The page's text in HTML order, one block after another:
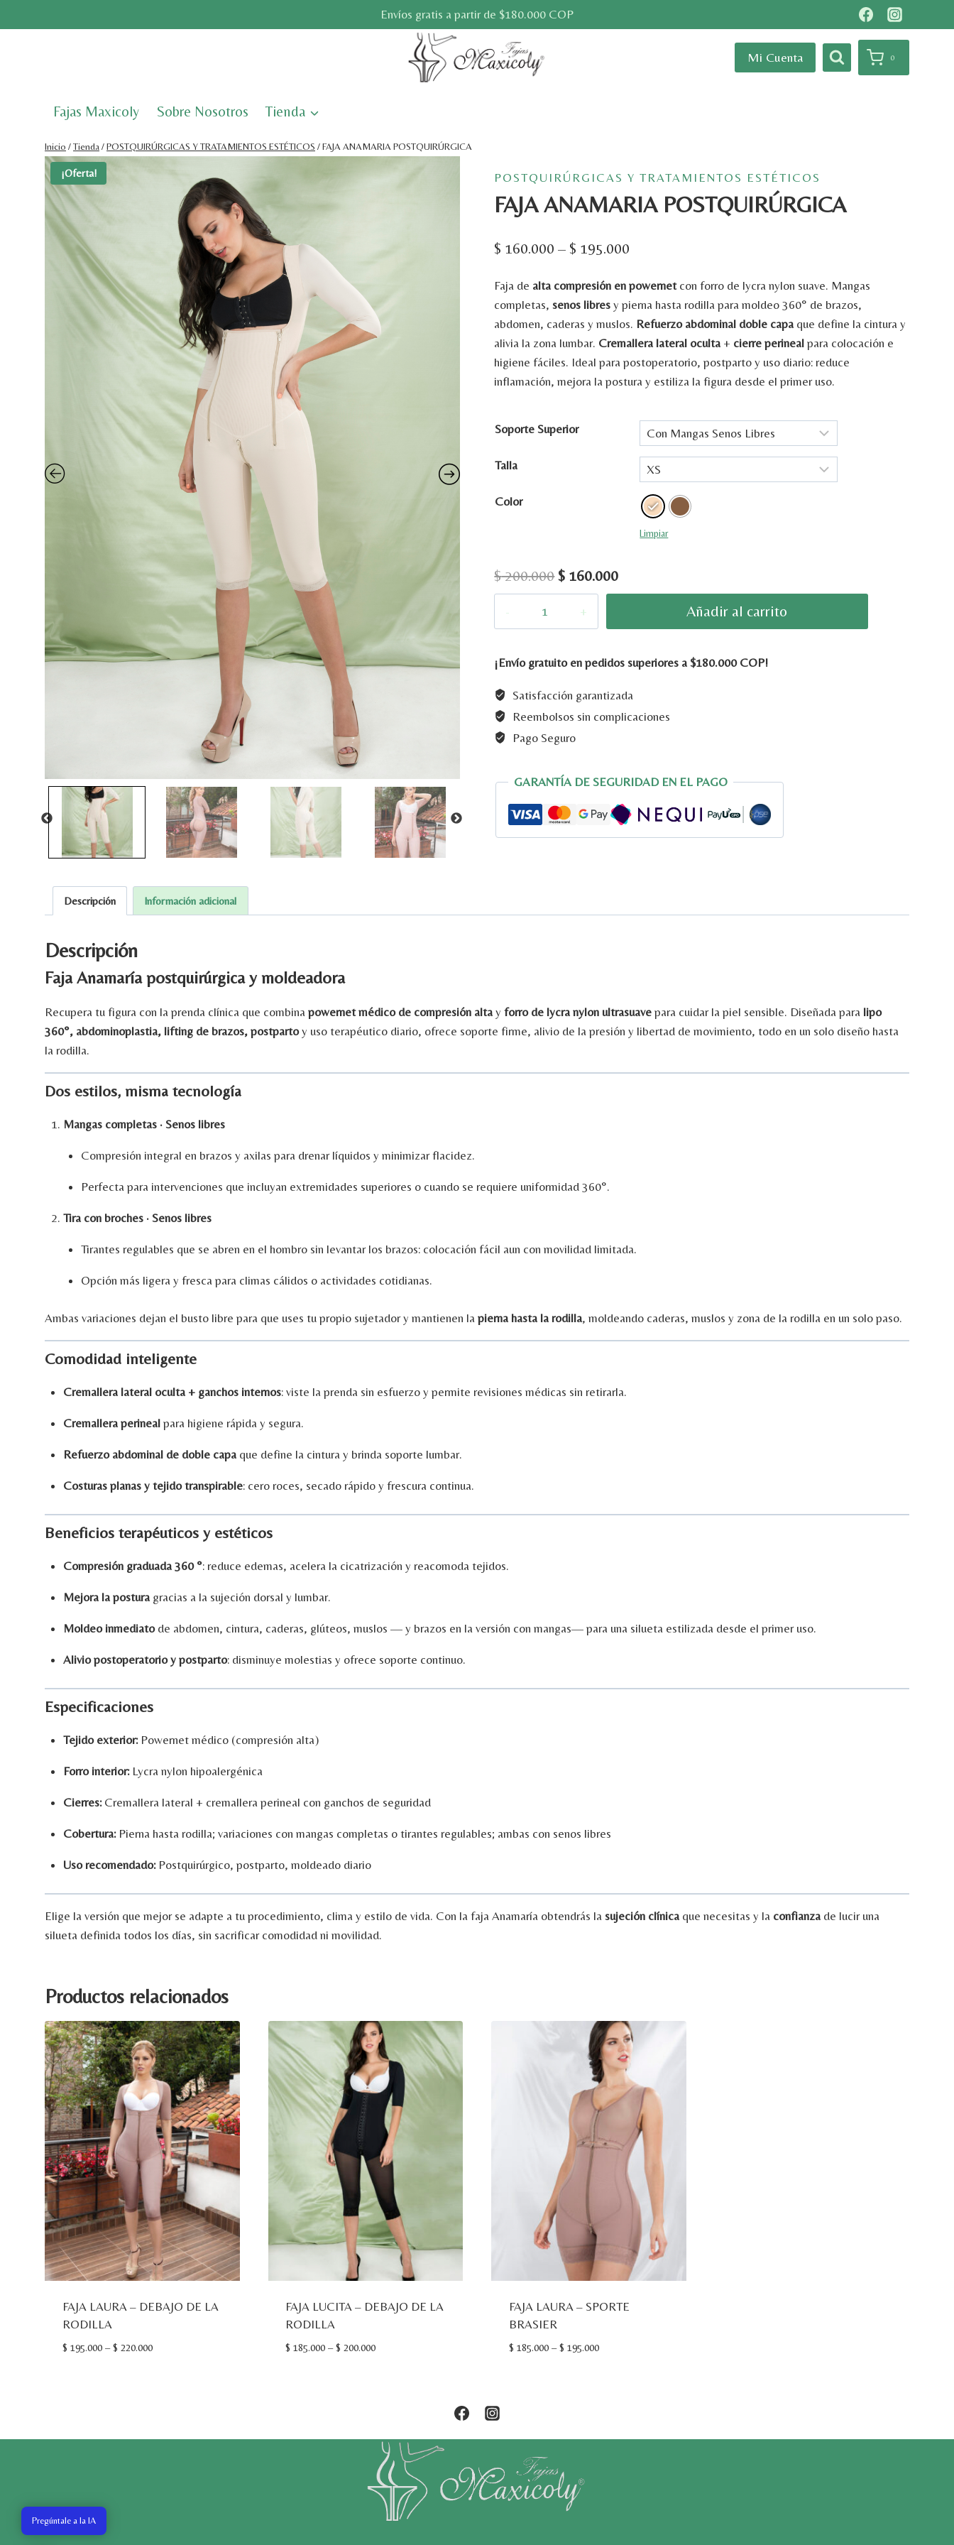
al
Envíos gratis a partir de $180.000 COP
Mi Cuenta 0
Fajas Maxicoly Sobre Nosotros Tienda
Inicio /Tienda/POSTQUIRÚRGICAS Y TRATAMIENTOS ESTÉTICOS /FAJA ANAMARIA POSTQUIRÚRGICA
¡Oferta! POSTQUIRÚRGICAS Y TRATAMIENTOS ESTÉTICOS
FAJA ANAMARIA POSTQUIRÚRGICA
$ 160.000 – $ 195.000
Faja de alta compresión enpowernet conforro de lycranylon suave. Mangas
completas,senos libres ypierna hasta rodillaparamoldeo360° de brazos,
abdomen, caderasymuslos. Refuerzo abdominal doble capa que define la cinturay
alivia la zona lumbar. Cremallera lateral oculta + cierreperineal para colocación e
higienefáciles. Idealparapostoperatorio,postpartoy uso diario: reduce
inflamación,mejora laposturay estiliza lafigura desde elprimer uso.
Soporte Superior
Talla
Color
Limpiar
$200.000 El
precio
$ 200.000.
$ 160.000El
precio
$ 160.000.
cantidad
Añadir al carrito
¡Envío gratuito en pedidos superiores a $180.000 COP!
Satisfacción garantizada
Reembolsos sin complicaciones
Pago Seguro
GARANTÍA DE SEGURIDAD EN EL PAGO
Descripción Información adicional
Descripción
Faja Anamaríapostquirúrgicaymoldeadora
Recupera tu figura con la prenda clínica que combina powernetmédico de compresión alta y forro de lycra nylon ultrasuave para cuidar la piel sensible. Diseñada para lipo
360°, abdominoplastia, lifting de brazos, postparto y uso terapéutico diario, ofrece soporte firme, alivio de la presión y libertad de movimiento, todo en un solo diseño hasta
la rodilla.
Dos estilos, misma tecnología
Mangas completas · Senos libres
Compresión integral en brazos y axilas para drenar líquidos y minimizarflacidez.
Perfecta para intervenciones que incluyan extremidades superiores o cuando se requiere uniformidad 360°.
Tira con broches · Senos libres
Tirantes regulables que se abren en el hombro sin levantar los brazos: colocación fácil aun con movilidad limitada.
Opción más ligera y fresca para climas cálidos o actividades cotidianas.
Ambas variaciones dejan el busto libre para que uses tu propio sujetadory mantienen la pierna hasta la rodilla, moldeando caderas, muslos y zona de la rodilla en un solo paso.
Comodidad inteligente
Cremallera lateral oculta + ganchos internos: viste la prenda sin esfuerzo y permite revisiones médicas sin retirarla.
Cremallera perineal para higiene rápida y segura.
Refuerzo abdominal de doble capa que define la cintura y brinda soporte lumbar.
Costuras planas y tejidotranspirable: cero roces, secado rápido y frescura continua.
Beneficios terapéuticos y estéticos
Compresión graduada 360 °: reduce edemas, acelera la cicatrización y reacomoda tejidos.
Mejora la postura gracias a la sujeción dorsal y lumbar.
Moldeo inmediato de abdomen, cintura, caderas, glúteos, muslos — y brazos en la versión con mangas— para una silueta estilizada desde el primer uso.
Aliviopostoperatorioy postparto: disminuye molestias y ofrece soporte continuo.
Especificaciones
Tejido exterior: Powernet médico (compresión alta)
Forro interior: Lycra nylon hipoalergénica
Cierres: Cremallera lateral + cremallera perineal con ganchos de seguridad
Cobertura: Pierna hasta rodilla; variaciones con mangas completas o tirantes regulables; ambas con senos libres
Uso recomendado: Postquirúrgico, postparto, moldeado diario
Elige la versión que mejor se adapte a tu procedimiento, clima y estilo de vida. Con la faja Anamaría obtendrás la sujeción clínica que necesitas y la confianza de lucir una
silueta definida todos los días, sin sacrificar comodidad ni movilidad.
Productos relacionados
FAJA LAURA – DEBAJO DE LA
RODILLA
$ 195.000–$ 220.000
FAJA LUCITA – DEBAJO DE LA
RODILLA
$ 185.000 –$ 200.000
FAJA LAURA – SPORTE
BRASIER
$ 185.000–$ 195.000
Pregúntale a la IA